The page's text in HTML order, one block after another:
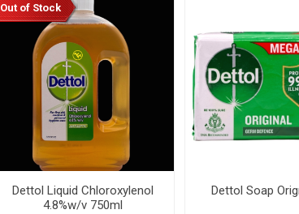
Out of Stock
Dettol Liquid Chloroxylenol
4.8%w/v 750ml
Dettol Soap